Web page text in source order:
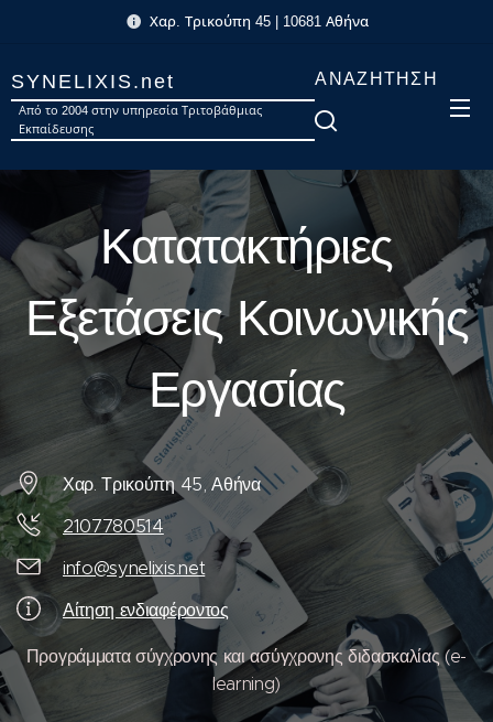
Χαρ. Τρικούπη 45 | 10681 Αθήνα
SYNELIXIS.net
Από το 2004 στην υπηρεσία Τριτοβάθμιας
Εκπαίδευσης
ΑΝΑΖΉΤΗΣΗ
Κατατακτήριες
Εξετάσεις Κοινωνικής
Εργασίας
Χαρ. Τρικούπη 45, Αθήνα
2107780514
info@synelixis.net
Αίτηση ενδιαφέροντος
Προγράμματα σύγχρονης και ασύγχρονης διδασκαλίας (e-
learning)